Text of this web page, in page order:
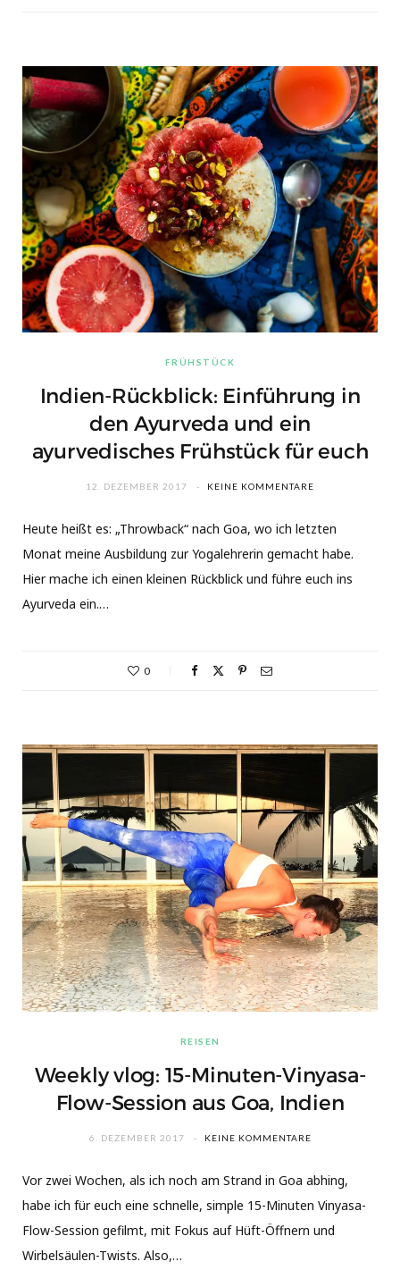
FRÜHSTÜCK
Indien-Rückblick: Einführung in
den Ayurveda und ein
ayurvedisches Frühstück für euch
12. DEZEMBER 2017 KEINE KOMMENTARE
Heute heißt es: „Throwback“ nach Goa, wo ich letzten
Monat meine Ausbildung zur Yogalehrerin gemacht habe.
Hier mache ich einen kleinen Rückblick und führe euch ins
Ayurveda ein.…
0
REISEN
Weekly vlog: 15-Minuten-Vinyasa-
Flow-Session aus Goa, Indien
6. DEZEMBER 2017 KEINE KOMMENTARE
Vor zwei Wochen, als ich noch am Strand in Goa abhing,
habe ich für euch eine schnelle, simple 15-Minuten Vinyasa-
Flow-Session gefilmt, mit Fokus auf Hüft-Öffnern und
Wirbelsäulen-Twists. Also,…